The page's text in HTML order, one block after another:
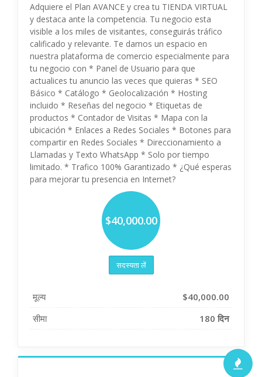
Adquiere el Plan AVANCE y crea tu TIENDA VIRTUAL
y destaca ante la competencia. Tu negocio esta
visible a los miles de visitantes, conseguirás tráfico
calificado y relevante. Te damos un espacio en
nuestra plataforma de comercio especialmente para
tu negocio con * Panel de Usuario para que
actualices tu anuncio las veces que quieras * SEO
Básico * Catálogo * Geolocalización * Hosting
incluido * Reseñas del negocio * Etiquetas de
productos * Contador de Visitas * Mapa con la
ubicación * Enlaces a Redes Sociales * Botones para
compartir en Redes Sociales * Direccionamiento a
Llamadas y Texto WhatsApp * Solo por tiempo
limitado. * Trafico 100% Garantizado * ¿Qué esperas
para mejorar tu presencia en Internet?
$40,000.00
सदस्यता लें
मूल्य
$40,000.00
सीमा
180 दिन